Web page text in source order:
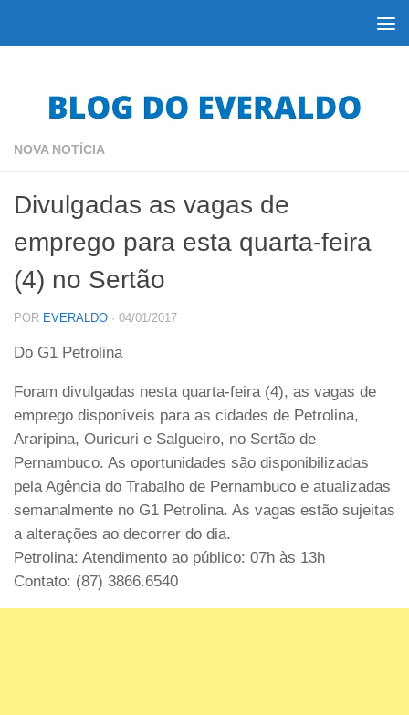
NOVA NOTÍCIA
Divulgadas as vagas de
emprego para esta quarta-feira
(4) no Sertão
POR EVERALDO · 04/01/2017
Do G1 Petrolina
Foram divulgadas nesta quarta-feira (4), as vagas de
emprego disponíveis para as cidades de Petrolina,
Araripina, Ouricuri e Salgueiro, no Sertão de
Pernambuco. As oportunidades são disponibilizadas
pela Agência do Trabalho de Pernambuco e atualizadas
semanalmente no G1 Petrolina. As vagas estão sujeitas
a alterações ao decorrer do dia.
Petrolina: Atendimento ao público: 07h às 13h
Contato: (87) 3866.6540